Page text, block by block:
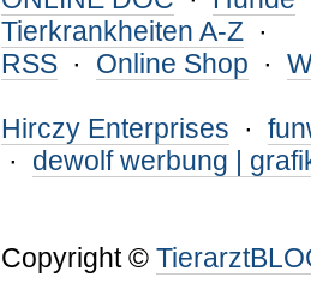
Tierkrankheiten A-Z ·
RSS · Online Shop ·
Hirczy Enterprises ·
· dewolf werbung |
Copyright ©